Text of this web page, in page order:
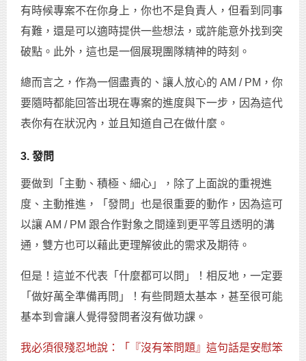
有時候專案不在你身上，你也不是負責人，但看到同事
有難，還是可以適時提供一些想法，或許能意外找到突
破點。此外，這也是一個展現團隊精神的時刻。
總而言之，作為一個盡責的、讓人放心的 AM / PM，你
要隨時都能回答出現在專案的進度與下一步，因為這代
表你有在狀況內，並且知道自己在做什麼。
3. 發問
要做到「主動、積極、細心」，除了上面說的重視進
度、主動推進，「發問」也是很重要的動作，因為這可
以讓 AM / PM 跟合作對象之間達到更平等且透明的溝
通，雙方也可以藉此更理解彼此的需求及期待。
但是！這並不代表「什麼都可以問」！相反地，一定要
「做好萬全準備再問」！有些問題太基本，甚至很可能
基本到會讓人覺得發問者沒有做功課。
我必須很殘忍地說：「『沒有笨問題』這句話是安慰笨